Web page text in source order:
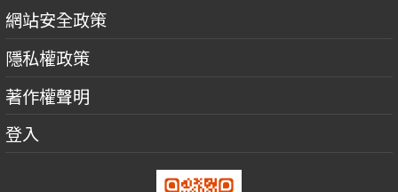
網站安全政策
隱私權政策
著作權聲明
登入